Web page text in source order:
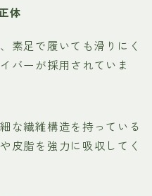
体
素足で履いても滑りにく
バーが採用されていま
な繊維構造を持っている
皮脂を強力に吸収してく